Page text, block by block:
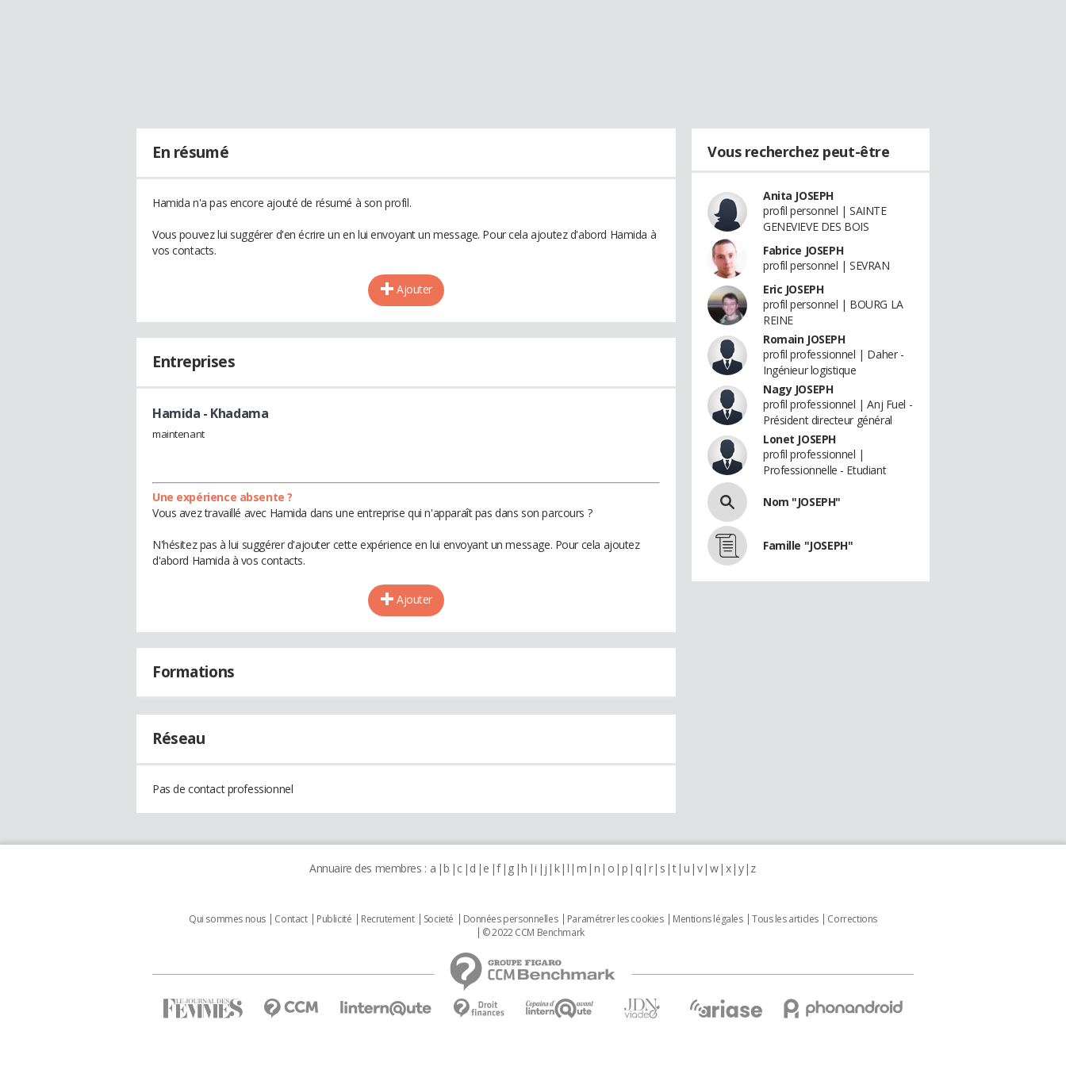
En résumé
Hamida n'a pas encore ajouté de résumé à son profil.
Vous pouvez lui suggérer d'en écrire un en lui envoyant un message. Pour cela ajoutez d'abord Hamida à
vos contacts.
Ajouter
Entreprises
Hamida - Khadama
maintenant
Une expérience absente ?
Vous avez travaillé avec Hamida dans une entreprise qui n'apparaît pas dans son parcours ?
N'hésitez pas à lui suggérer d'ajouter cette expérience en lui envoyant un message. Pour cela ajoutez
d'abord Hamida à vos contacts.
Ajouter
Formations
Réseau
Pas de contact professionnel
Vous recherchez peut-être
Anita JOSEPH
profil personnel | SAINTE
GENEVIEVE DES BOIS
Fabrice JOSEPH
profil personnel | SEVRAN
Eric JOSEPH
profil personnel | BOURG LA
REINE
Romain JOSEPH
profil professionnel | Daher -
Ingénieur logistique
Nagy JOSEPH
profil professionnel | Anj Fuel -
Président directeur général
Lonet JOSEPH
profil professionnel |
Professionnelle - Etudiant
Nom "JOSEPH"
Famille "JOSEPH"
Annuaire des membres : a b c d e f g h i j k l m n o p q r s t u v w x y z
Qui sommes nous Contact Publicité Recrutement Societé Données personnelles Paramétrer les cookies Mentions légales Tous les articles
Corrections
© 2022 CCM Benchmark